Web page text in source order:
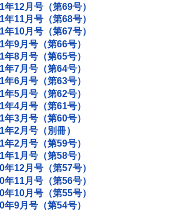
12月号（第69号）
11月号（第68号）
10月号（第67号）
9月号（第66号）
8月号（第65号）
7月号（第64号）
6月号（第63号）
5月号（第62号）
4月号（第61号）
3月号（第60号）
2月号（別冊）
2月号（第59号）
1月号（第58号）
12月号（第57号）
11月号（第56号）
10月号（第55号）
9月号（第54号）